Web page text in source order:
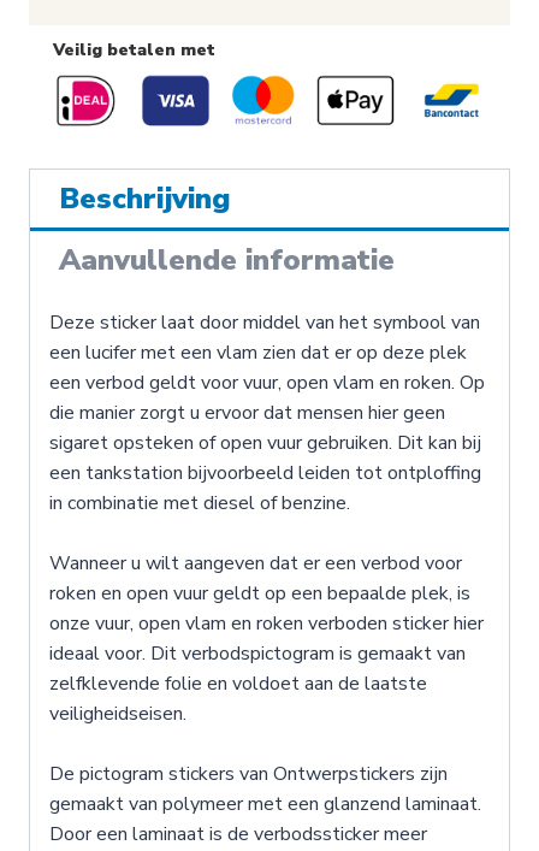
Veilig betalen met
Beschrijving
Aanvullende informatie
Deze sticker laat door middel van het symbool van
een lucifer met een vlam zien dat er op deze plek
een verbod geldt voor vuur, open vlam en roken. Op
die manier zorgt u ervoor dat mensen hier geen
sigaret opsteken of open vuur gebruiken. Dit kan bij
een tankstation bijvoorbeeld leiden tot ontploffing
in combinatie met diesel of benzine.
Wanneer u wilt aangeven dat er een verbod voor
roken en open vuur geldt op een bepaalde plek, is
onze vuur, open vlam en roken verboden sticker hier
ideaal voor. Dit verbodspictogram is gemaakt van
zelfklevende folie en voldoet aan de laatste
veiligheidseisen.
De pictogram stickers van Ontwerpstickers zijn
gemaakt van polymeer met een glanzend laminaat.
Door een laminaat is de verbodssticker meer